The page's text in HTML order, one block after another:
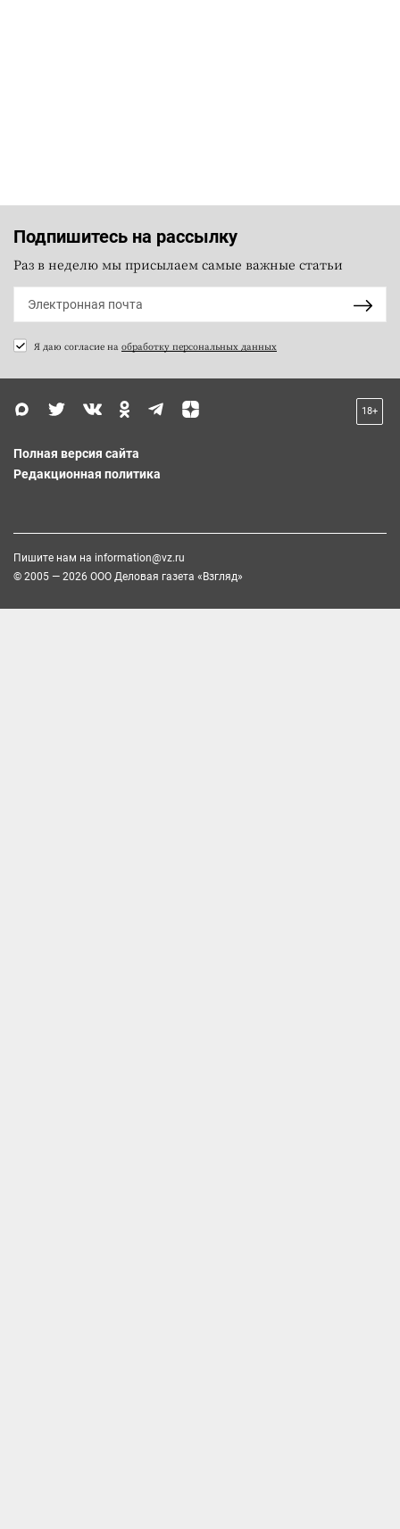
Подпишитесь на рассылку
Раз в неделю мы присылаем самые важные статьи
Я даю согласие на обработку персональных данных
18+
Полная версия сайта
Редакционная политика
Пишите нам на information@vz.ru
© 2005 — 2026 ООО Деловая газета «Взгляд»